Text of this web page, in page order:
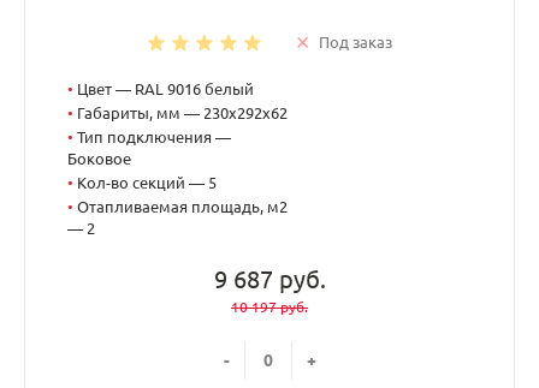
Под заказ
• Цвет — RAL 9016 белый
• Габариты, мм — 230x292x62
• Тип подключения —
Боковое
• Кол-во секций — 5
• Отапливаемая площадь, м2
— 2
9 687 руб.
10 197 руб.
- +